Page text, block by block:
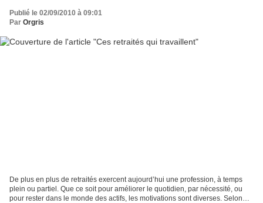
Publié le 02/09/2010 à 09:01
Par Orgris
De plus en plus de retraités exercent aujourd’hui une profession, à temps
plein ou partiel. Que ce soit pour améliorer le quotidien, par nécessité, ou
pour rester dans le monde des actifs, les motivations sont diverses. Selon